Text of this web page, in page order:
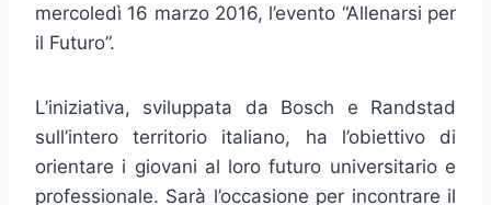
mercoledì 16 marzo 2016, l’evento “Allenarsi per
il Futuro”.
L’iniziativa, sviluppata da Bosch e Randstad
sull’intero territorio italiano, ha l’obiettivo di
orientare i giovani al loro futuro universitario e
professionale. Sarà l’occasione per incontrare il